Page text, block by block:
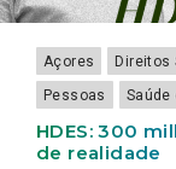
Açores Direitos
Pessoas
HDES: 300
de realidade